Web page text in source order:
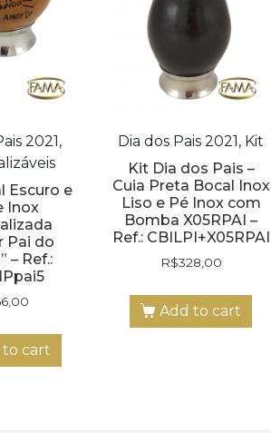
2021,
Escuro e
Inox
Pai do
– Ref.:
to cart
Dia dos Pais 2021, Kit
Kit Dia dos Pais –
Cuia Preta Bocal Inox
Liso e Pé Inox com
Bomba X05RPAI –
Ref.: CBILPI+X05RPAI
R$328,00
Add to cart